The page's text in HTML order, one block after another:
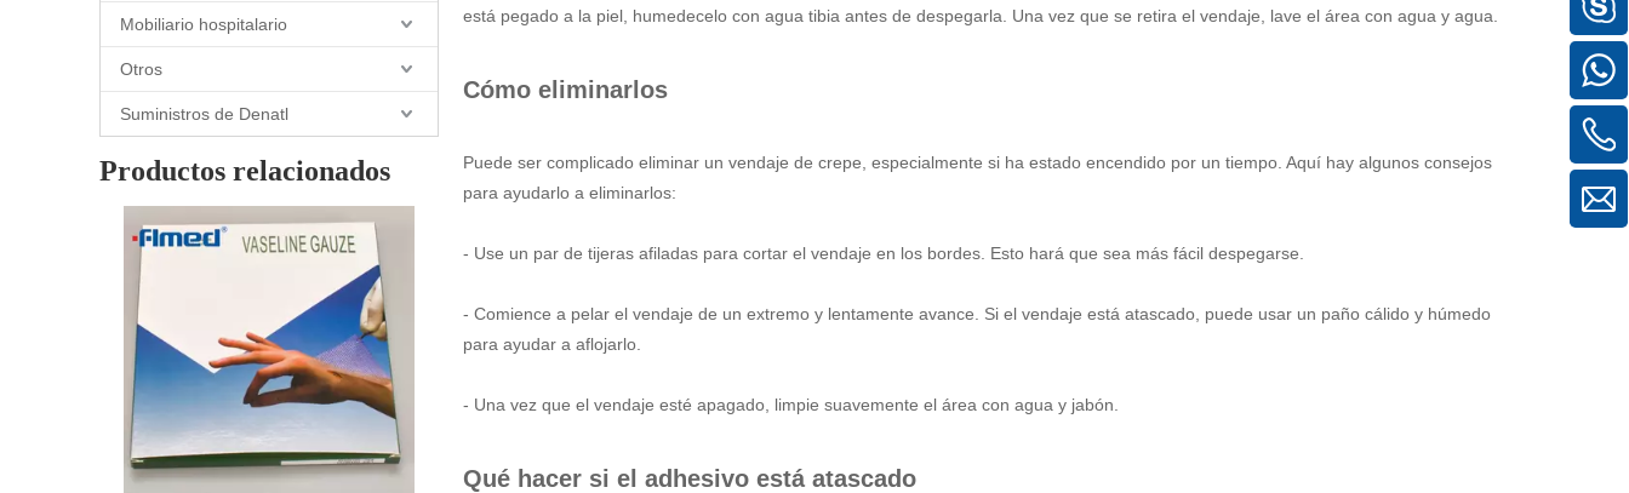
Mobiliario hospitalario
Otros
Suministros de Denatl
Productos relacionados
está pegado a la piel, humedecelo con agua tibia antes de despegarla. Una vez que se retira el vendaje, lave el área con agua y agua.
Cómo eliminarlos
Puede ser complicado eliminar un vendaje de crepe, especialmente si ha estado encendido por un tiempo. Aquí hay algunos consejos
para ayudarlo a eliminarlos:
- Use un par de tijeras afiladas para cortar el vendaje en los bordes. Esto hará que sea más fácil despegarse.
- Comience a pelar el vendaje de un extremo y lentamente avance. Si el vendaje está atascado, puede usar un paño cálido y húmedo
para ayudar a aflojarlo.
- Una vez que el vendaje esté apagado, limpie suavemente el área con agua y jabón.
Qué hacer si el adhesivo está atascado